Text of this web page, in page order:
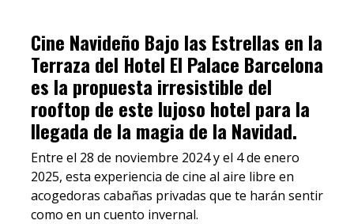
Cine Navideño Bajo las Estrellas en la
Terraza del Hotel El Palace Barcelona
es la propuesta irresistible del
rooftop de este lujoso hotel para la
llegada de la magia de la Navidad.
Entre el 28 de noviembre 2024 y el 4 de enero
2025, esta experiencia de cine al aire libre en
acogedoras cabañas privadas que te harán sentir
como en un cuento invernal.